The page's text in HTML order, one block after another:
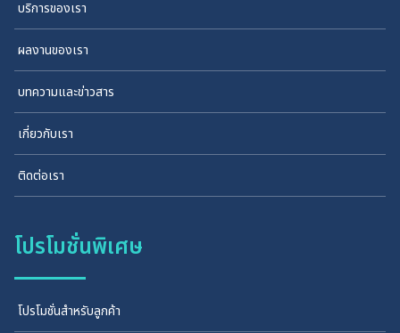
บริการของเรา
ผลงานของเรา
บทความและข่าวสาร
เกี่ยวกับเรา
ติดต่อเรา
โปรโมชั่นพิเศษ
โปรโมชั่นสำหรับลูกค้า